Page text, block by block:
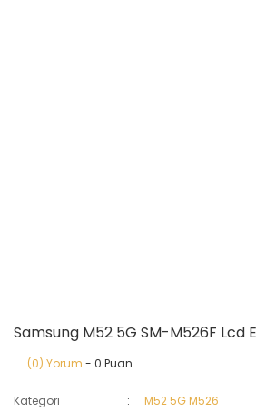
Samsung M52 5G SM-M526F Lcd
(0) Yorum - 0 Puan
Kategori
M52 5G M526